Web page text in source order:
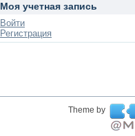
Моя учетная запись
Войти
Регистрация
Theme by